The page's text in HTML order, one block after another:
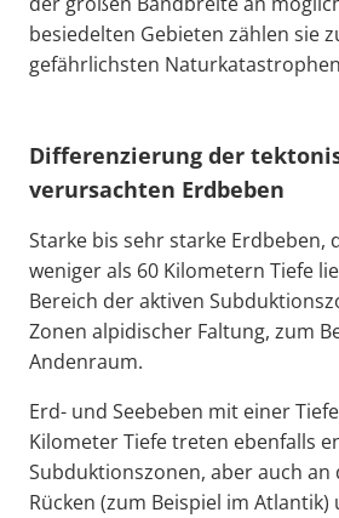
besiedelten Gebieten zählen sie
gefährlichsten
Differenzierung der
verursachten Erdbeben
Starke bis sehr starke Erdbeben,
weniger als 60 Kilometern Tiefe
Bereich der aktiven
Zonen alpidischer Faltung, zum
Andenraum.
Erd- und Seebeben mit einer
Kilometer Tiefe treten ebenfalls
Subduktionszonen, aber auch an
Rücken (zum Beispiel im